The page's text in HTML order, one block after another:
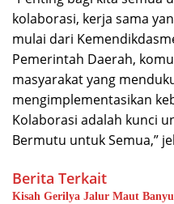
kolaborasi, kerja sama
mulai dari
Pemerintah Daerah,
masyarakat yang
mengimplementasikan
Kolaborasi adalah kunci
Bermutu untuk Semua,”
Berita Terkait
Kisah Gerilya Jalur Maut